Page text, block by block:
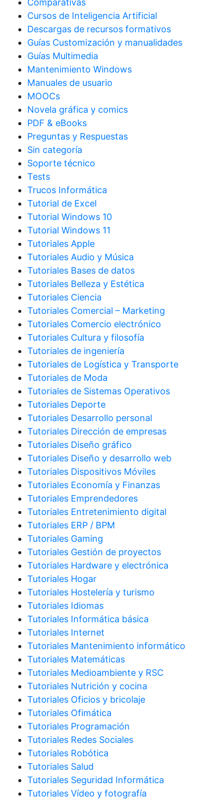
Comparativas
Cursos de Inteligencia Artificial
Descargas de recursos formativos
Guías Customización y manualidades
Guías Multimedia
Mantenimiento Windows
Manuales de usuario
MOOCs
Novela gráfica y comics
PDF & eBooks
Preguntas y Respuestas
Sin categoría
Soporte técnico
Tests
Trucos Informática
Tutorial de Excel
Tutorial Windows 10
Tutorial Windows 11
Tutoriales Apple
Tutoriales Audio y Música
Tutoriales Bases de datos
Tutoriales Belleza y Estética
Tutoriales Ciencia
Tutoriales Comercial – Marketing
Tutoriales Comercio electrónico
Tutoriales Cultura y filosofía
Tutoriales de ingeniería
Tutoriales de Logística y Transporte
Tutoriales de Moda
Tutoriales de Sistemas Operativos
Tutoriales Deporte
Tutoriales Desarrollo personal
Tutoriales Dirección de empresas
Tutoriales Diseño gráfico
Tutoriales Diseño y desarrollo web
Tutoriales Dispositivos Móviles
Tutoriales Economía y Finanzas
Tutoriales Emprendedores
Tutoriales Entretenimiento digital
Tutoriales ERP / BPM
Tutoriales Gaming
Tutoriales Gestión de proyectos
Tutoriales Hardware y electrónica
Tutoriales Hogar
Tutoriales Hostelería y turismo
Tutoriales Idiomas
Tutoriales Informática básica
Tutoriales Internet
Tutoriales Mantenimiento informático
Tutoriales Matemáticas
Tutoriales Medioambiente y RSC
Tutoriales Nutrición y cocina
Tutoriales Oficios y bricolaje
Tutoriales Ofimática
Tutoriales Programación
Tutoriales Redes Sociales
Tutoriales Robótica
Tutoriales Salud
Tutoriales Seguridad Informática
Tutoriales Vídeo y fotografía